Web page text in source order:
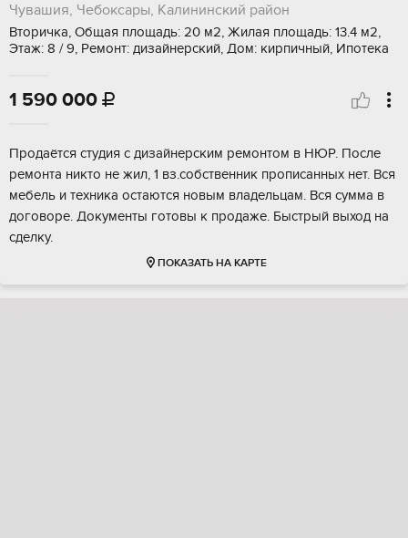
Чувашия, Чебоксары, Калининский район
Вторичка, Общая площадь: 20 м2, Жилая площадь: 13.4 м2,
Этаж: 8 / 9, Ремонт: дизайнерский, Дом: кирпичный, Ипотека
1 590 000 
Продаётся студия с дизайнерским ремонтом в НЮР. После
ремонта никто не жил, 1 вз.собственник прописанных нет. Вся
мебель и техника остаются новым владельцам. Вся сумма в
договоре. Документы готовы к продаже. Быстрый выход на
сделку.
ПОКАЗАТЬ НА КАРТЕ